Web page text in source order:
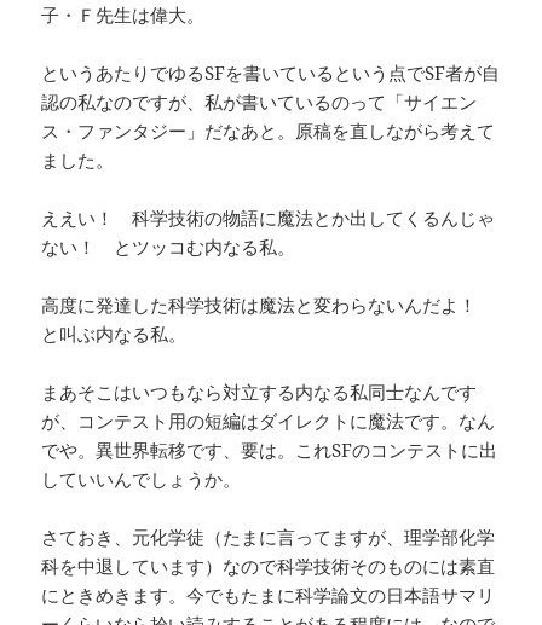
子・Ｆ先生は偉大。
というあたりでゆるSFを書いているという点でSF者が自
認の私なのですが、私が書いているのって「サイエン
ス・ファンタジー」だなあと。原稿を直しながら考えて
ました。
ええい！ 科学技術の物語に魔法とか出してくるんじゃ
ない！ とツッコむ内なる私。
高度に発達した科学技術は魔法と変わらないんだよ！
と叫ぶ内なる私。
まあそこはいつもなら対立する内なる私同士なんです
が、コンテスト用の短編はダイレクトに魔法です。なん
でや。異世界転移です、要は。これSFのコンテストに出
していいんでしょうか。
さておき、元化学徒（たまに言ってますが、理学部化学
科を中退しています）なので科学技術そのものには素直
にときめきます。今でもたまに科学論文の日本語サマリ